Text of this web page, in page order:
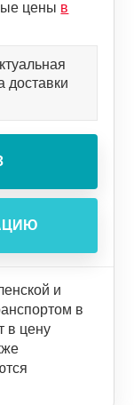
цены в
доставки
и
в
в цену